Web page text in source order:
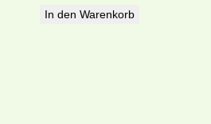
In den Warenkorb